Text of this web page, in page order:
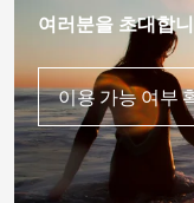
여러분을 초대합
이용 가능 여부